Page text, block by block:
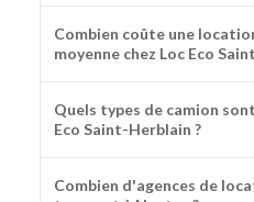
Combien coûte une
moyenne chez Loc Eco
Quels types de camion
Eco Saint-Herblain ?
Combien d'agences de